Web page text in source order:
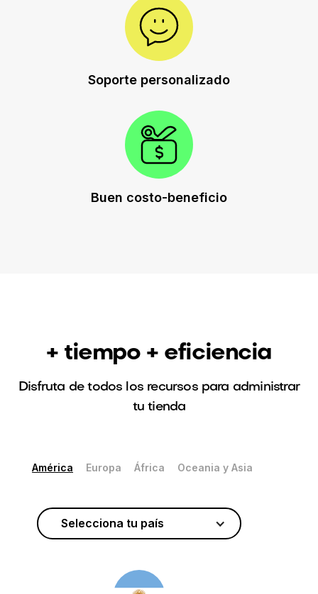
Soporte personalizado
Buen costo-beneficio
+ tiempo + eficiencia
Disfruta de todos los recursos para administrar
tu tienda
América Europa África Oceania y Asia
Selecciona tu país